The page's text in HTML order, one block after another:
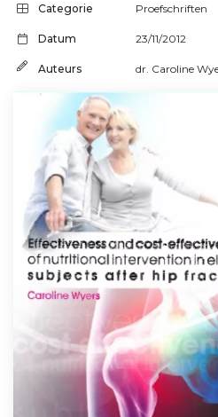
Categorie Proefschriften
Datum 23/11/2012
Auteurs dr. Caroline